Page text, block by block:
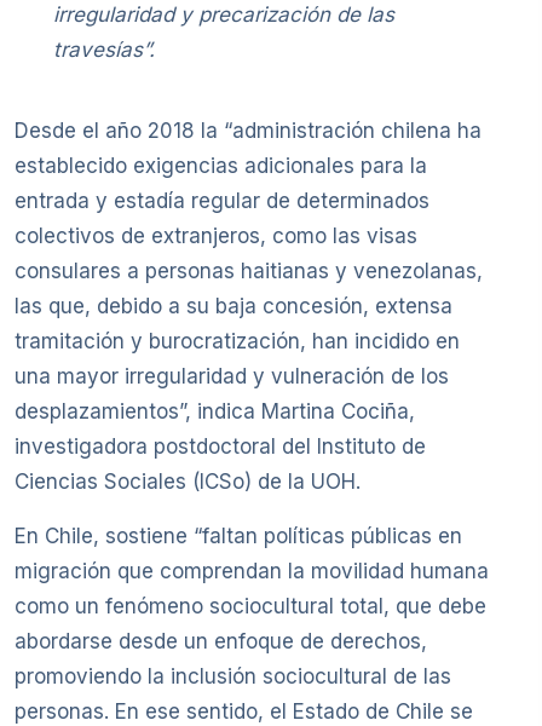
irregularidad y precarización de las
travesías”.
Desde el año 2018 la “administración chilena ha
establecido exigencias adicionales para la
entrada y estadía regular de determinados
colectivos de extranjeros, como las visas
consulares a personas haitianas y venezolanas,
las que, debido a su baja concesión, extensa
tramitación y burocratización, han incidido en
una mayor irregularidad y vulneración de los
desplazamientos”, indica Martina Cociña,
investigadora postdoctoral del Instituto de
Ciencias Sociales (ICSo) de la UOH.
En Chile, sostiene “faltan políticas públicas en
migración que comprendan la movilidad humana
como un fenómeno sociocultural total, que debe
abordarse desde un enfoque de derechos,
promoviendo la inclusión sociocultural de las
personas. En ese sentido, el Estado de Chile se